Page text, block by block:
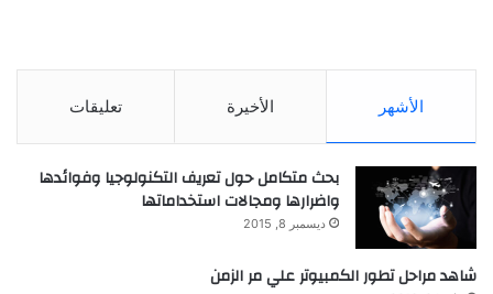
الأشهر الأخيرة تعليقات
بحث متكامل حول تعريف التكنولوجيا وفوائدها
واضرارها ومجالات استخداماتها
ديسمبر 8, 2015
شاهد مراحل تطور الكمبيوتر علي مر الزمن